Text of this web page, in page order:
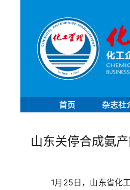
首页 杂志社
山东关停合成氨
1月25日，山东省化